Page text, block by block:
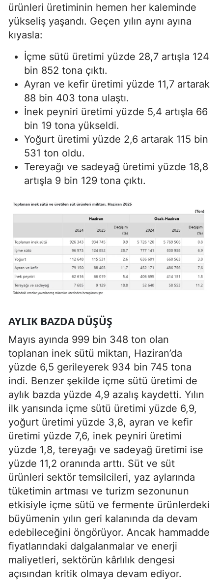
ürünleri üretiminin hemen her kaleminde
yükseliş yaşandı. Geçen yılın aynı ayına
kıyasla:
İçme sütü üretimi yüzde 28,7 artışla 124
bin 852 tona çıktı.
Ayran ve kefir üretimi yüzde 11,7 artarak
88 bin 403 tona ulaştı.
İnek peyniri üretimi yüzde 5,4 artışla 66
bin 19 tona yükseldi.
Yoğurt üretimi yüzde 2,6 artarak 115 bin
531 ton oldu.
Tereyağı ve sadeyağ üretimi yüzde 18,8
artışla 9 bin 129 tona çıktı.
AYLIK BAZDA DÜŞÜŞ
Mayıs ayında 999 bin 348 ton olan
toplanan inek sütü miktarı, Haziran’da
yüzde 6,5 gerileyerek 934 bin 745 tona
indi. Benzer şekilde içme sütü üretimi de
aylık bazda yüzde 4,9 azalış kaydetti. Yılın
ilk yarısında içme sütü üretimi yüzde 6,9,
yoğurt üretimi yüzde 3,8, ayran ve kefir
üretimi yüzde 7,6, inek peyniri üretimi
yüzde 1,8, tereyağı ve sadeyağ üretimi ise
yüzde 11,2 oranında arttı. Süt ve süt
ürünleri sektör temsilcileri, yaz aylarında
tüketimin artması ve turizm sezonunun
etkisiyle içme sütü ve fermente ürünlerdeki
büyümenin yılın geri kalanında da devam
edebileceğini öngörüyor. Ancak hammadde
fiyatlarındaki dalgalanmalar ve enerji
maliyetleri, sektörün kârlılık dengesi
açısından kritik olmaya devam ediyor.